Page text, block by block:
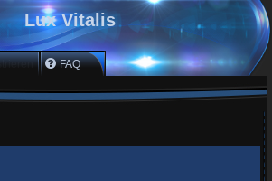
Lux Vitalis
FAQ